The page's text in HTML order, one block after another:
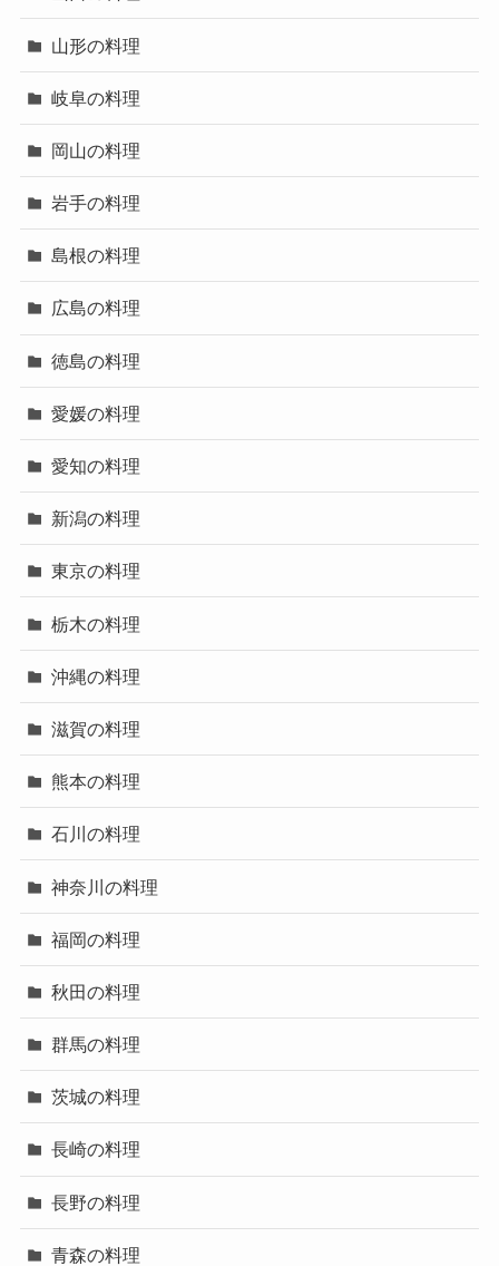
山形の料理
岐阜の料理
岡山の料理
岩手の料理
島根の料理
広島の料理
徳島の料理
愛媛の料理
愛知の料理
新潟の料理
東京の料理
栃木の料理
沖縄の料理
滋賀の料理
熊本の料理
石川の料理
神奈川の料理
福岡の料理
秋田の料理
群馬の料理
茨城の料理
長崎の料理
長野の料理
青森の料理